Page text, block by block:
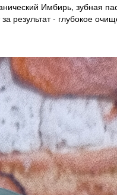
Имбирь, зубная
результат - глубокое